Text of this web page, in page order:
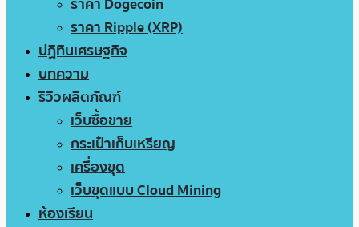
ราคา Ripple (XRP)
ปฏิทินเศรษฐกิจ
บทความ
รีวิวผลิตภัณฑ์
เว็บซื้อขาย
กระเป๋าเก็บเหรียญ
เครื่องขุด
เว็บขุดแบบ Cloud Mining
ห้องเรียน